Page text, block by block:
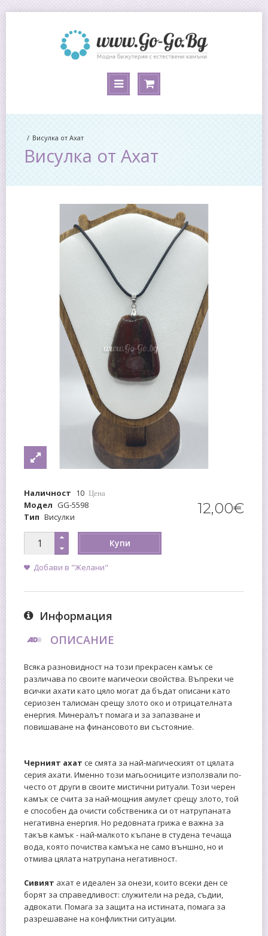
Висулка от Ахат
Висулка от Ахат
Наличност 10
Модел GG-5598
Тип Висулки
Цена
12,00€
Купи
Добави в "Желани"
Информация
ОПИСАНИЕ
Всяка разновидност на този прекрасен камък се
различава по своите магически свойства. Въпреки че
всички ахати като цяло могат да бъдат описани като
сериозен талисман срещу злото око и отрицателната
енергия. Минералът помага и за запазване и
повишаване на финансовото ви състояние.
Черният ахат се смята за най-магическият от цялата
серия ахати. Именно този магьосниците използвали по-
често от други в своите мистични ритуали. Този черен
камък се счита за най-мощния амулет срещу злото, той
е способен да очисти собственика си от натрупаната
негативна енергия. Но редовната грижа е важна за
такъв камък - най-малкото къпане в студена течаща
вода, която почиства камъка не само външно, но и
отмива цялата натрупана негативност.
Сивият ахат е идеален за онези, които всеки ден се
борят за справедливост: служители на реда, съдии,
адвокати. Помага за защита на истината, помага за
разрешаване на конфликтни ситуации.